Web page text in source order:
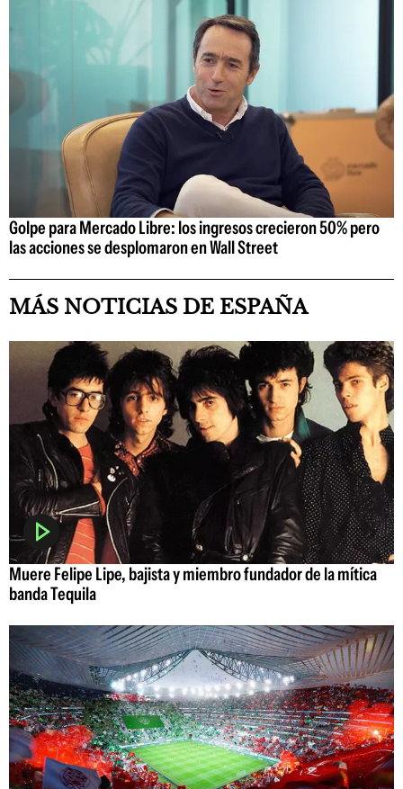
Golpe para Mercado Libre: los ingresos crecieron 50% pero
las acciones se desplomaron en Wall Street
MÁS NOTICIAS DE ESPAÑA
Muere Felipe Lipe, bajista y miembro fundador de la mítica
banda Tequila